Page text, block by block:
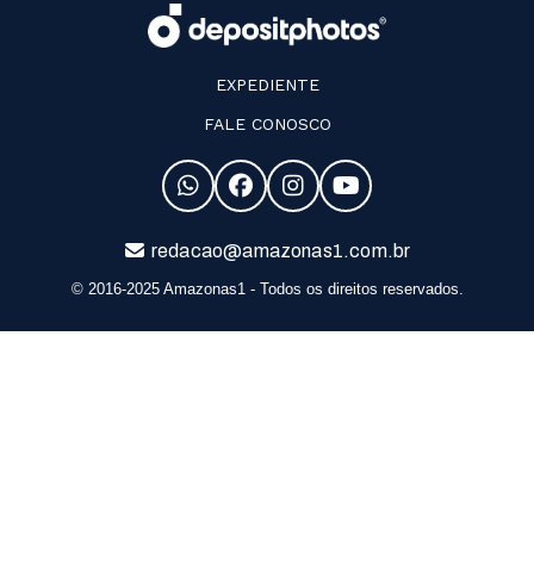
EXPEDIENTE
FALE CONOSCO
redacao@amazonas1.com.br
© 2016-2025 Amazonas1 - Todos os direitos reservados.